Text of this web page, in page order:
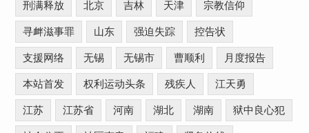
刑满释放 北京 吉林 天津 宗教信仰
寻衅滋事罪 山东 强迫失踪 控告状
支援网络 无锡 无锡市 曹顺利 月度报告
本站首发 权利运动头条 残疾人 江天勇
江苏 江苏省 河南 湖北 湖南 狱中良心犯